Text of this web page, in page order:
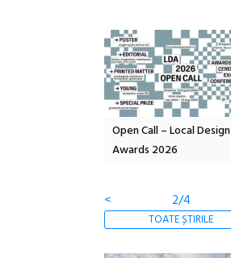
Open Call – Local Design
Awards 2026
<
2/4
TOATE ȘTIRILE